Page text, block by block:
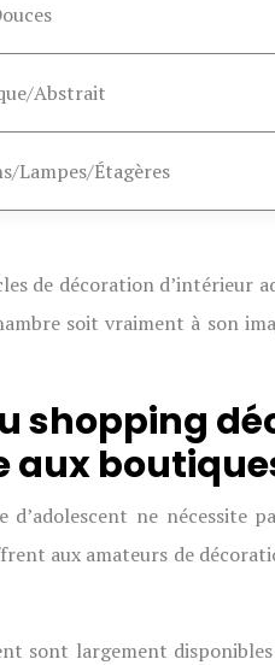
Abstrait
Lampes/Étagères
de décoration d’intérieur
soit vraiment à son
shopping
aux
ne nécessite
aux amateurs de
sont largement